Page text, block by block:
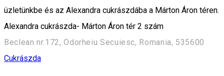
üzletünkbe és az Alexandra cukrászdába a Márton Áron téren.
Alexandra cukrászda- Márton Áron tér 2 szám
Beclean nr.172, Odorheiu Secuiesc, Romania, 535600
Cukrászda